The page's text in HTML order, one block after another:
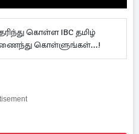
கொள்ள IBC தமிழ்
கொள்ளுங்கள்...!